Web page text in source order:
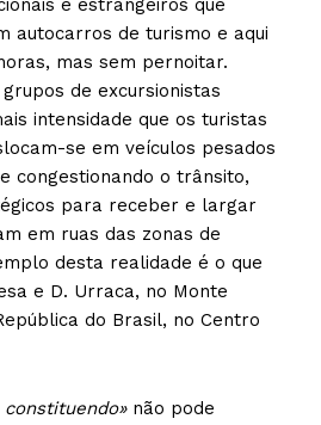
JÁ!
e estrangeiros que
autocarros de turismo e aqui
mas sem pernoitar.
de excursionistas
intensidade que os turistas
se em veículos pesados
congestionando o trânsito,
para receber e largar
em ruas das zonas de
desta realidade é o que
e D. Urraca, no Monte
do Brasil, no Centro
constituendo»não pode